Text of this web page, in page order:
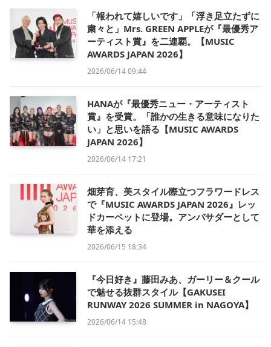
「報われて嬉しいです」「浮き足立たずに
粛々と」Mrs. GREEN APPLEが『最優秀ア
ーティスト賞』を二連覇。【MUSIC
AWARDS JAPAN 2026】
2026/06/14 09:44
HANAが『最優秀ニュー・アーティスト
賞』を受賞。「誰かの生きる意味になりた
い」と思いを語る【MUSIC AWARDS
JAPAN 2026】
2026/06/14 17:21
畑芽育、美スタイル際立つフラワードレス
で『MUSIC AWARDS JAPAN 2026』レッ
ドカーペットに登場。アンバサダーとして
華を添える
2026/06/15 18:34
『今日好き』藤田みあ、ガーリー＆クール
で魅せる抜群スタイル【GAKUSEI
RUNWAY 2026 SUMMER in NAGOYA】
2026/06/14 15:48